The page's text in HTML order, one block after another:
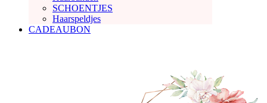
SCHOENTJES
Haarspeldjes
CADEAUBON